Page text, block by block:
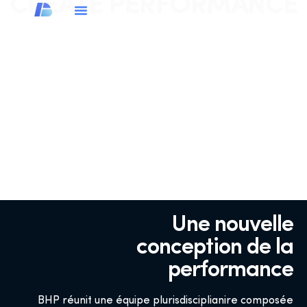
CREATE PERFORMANCE
Une nouvelle
conception de la
performance
BHP réunit une équipe plurisdisciplianire composée